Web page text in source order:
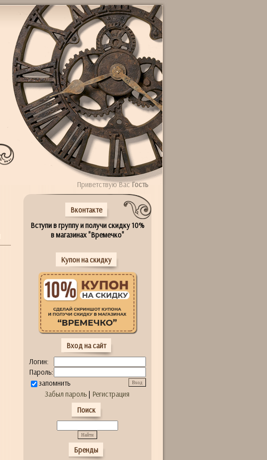
Приветствую ВасГость
Вконтакте
Вступи в группу и получи скидку 10%
в магазинах "Времечко"
Купон на скидку
Вход на сайт
Логин:
Пароль:
запомнить
Забыл пароль | Регистрация
Поиск
Бренды